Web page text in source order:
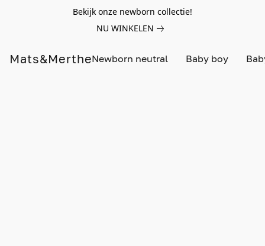
Bekijk onze newborn collectie!
NU WINKELEN
Mats&MertheNewborn neutral Baby boy